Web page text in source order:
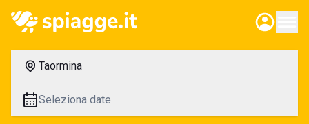
Taormina
Seleziona date